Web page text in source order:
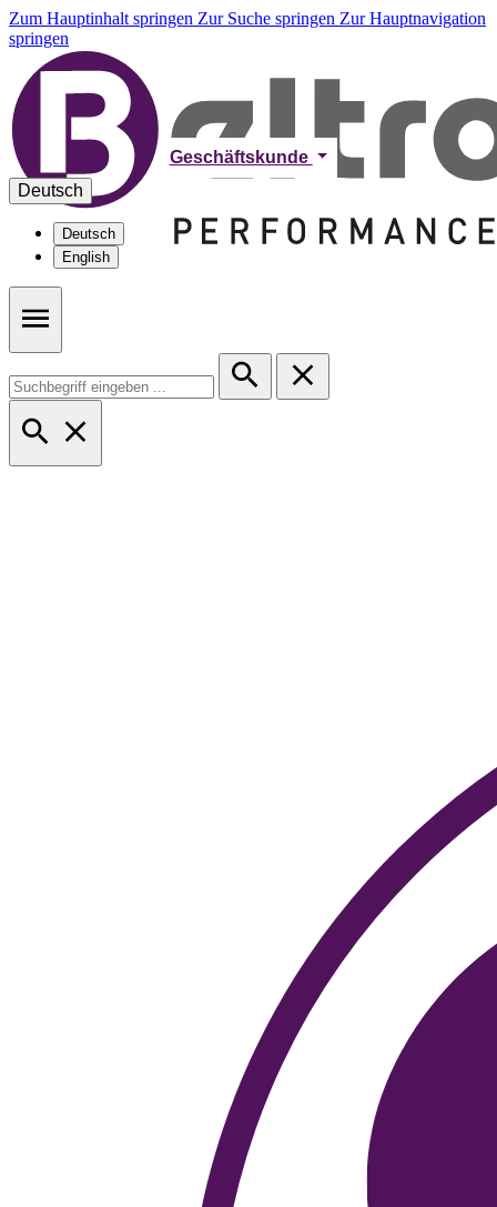
Zum Hauptinhalt springen Zur Suche springen Zur Hauptnavigation
springen
Geschäftskunde
Deutsch
Deutsch
English